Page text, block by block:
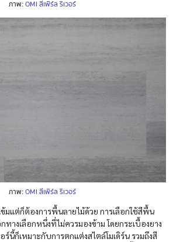
ภาพ:OMI สีเพิร์ล ริเวอร์
ภาพ:OMI สีเพิร์ล ริเวอร์
แต่ก็ต้องการพื้นลายไม้ด้วย การเลือกใช้สีพื้น
ทางเลือกหนึ่งที่ไม่ควรมองข้าม โดยกระเบื้องยาง
อร์นี้ก็เหมาะกับการตกแต่งสไตล์โมเดิร์น รวมถึงสี